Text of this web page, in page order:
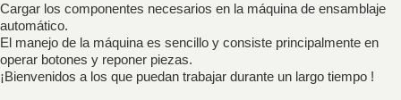
Cargar los componentes necesarios en la máquina de ensamblaje
automático.
El manejo de la máquina es sencillo y consiste principalmente en
operar botones y reponer piezas.
¡Bienvenidos a los que puedan trabajar durante un largo tiempo !